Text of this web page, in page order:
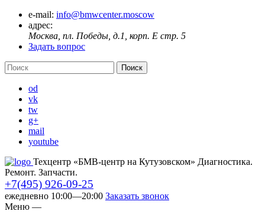
e-mail: info@bmwcenter.moscow
адрес:
Москва, пл. Победы, д.1, корп. E стр. 5
Задать вопрос
od
vk
tw
g+
mail
youtube
Техцентр «БМВ-центр на Кутузовском» Диагностика.
Ремонт. Запчасти.
+7(495) 926-09-25
ежедневно 10:00—20:00 Заказать звонок
Меню —